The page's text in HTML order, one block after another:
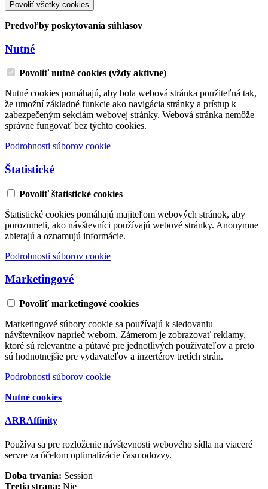
Povoliť všetky cookies
Predvoľby poskytovania súhlasov
Nutné
Povoliť nutné cookies (vždy aktívne)
Nutné cookies pomáhajú, aby bola webová stránka použiteľná tak,
že umožní základné funkcie ako navigácia stránky a prístup k
zabezpečeným sekciám webovej stránky. Webová stránka nemôže
správne fungovať bez týchto cookies.
Podrobnosti súborov cookie
Štatistické
Povoliť štatistické cookies
Štatistické cookies pomáhajú majiteľom webových stránok, aby
porozumeli, ako návštevníci používajú webové stránky. Anonymne
zbierajú a oznamujú informácie.
Podrobnosti súborov cookie
Marketingové
Povoliť marketingové cookies
Marketingové súbory cookie sa používajú k sledovaniu
návštevníkov naprieč webom. Zámerom je zobrazovať reklamy,
ktoré sú relevantne a pútavé pre jednotlivých používateľov a preto
sú hodnotnejšie pre vydavateľov a inzertérov tretích strán.
Podrobnosti súborov cookie
Nutné cookies
ARRAffinity
Používa sa pre rozloženie návštevnosti webového sídla na viaceré
servre za účelom optimalizácie času odozvy.
Doba trvania: Session
Tretia strana: Nie